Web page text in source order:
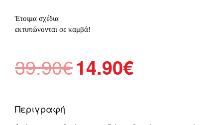
Έτοιμα σχέδια
εκτυπώνονται σε καμβά!
39.90€ Original
price
14.90€Η
τρέχουσα
Περιγραφή